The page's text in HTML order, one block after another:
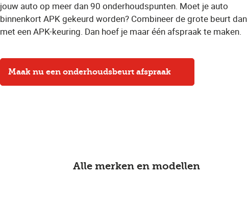
jouw auto op meer dan 90 onderhoudspunten. Moet je auto
binnenkort APK gekeurd worden? Combineer de grote beurt dan
met een APK-keuring. Dan hoef je maar één afspraak te maken.
Maak nu een onderhoudsbeurt afspraak
Alle merken en modellen